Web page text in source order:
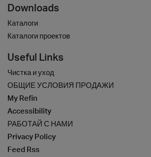
Downloads
Каталоги
Каталоги проектов
Useful Links
Чистка и уход
ОБЩИЕ УСЛОВИЯ ПРОДАЖИ
My Refin
Accessibility
РАБОТАЙ С НАМИ
Privacy Policy
Feed Rss